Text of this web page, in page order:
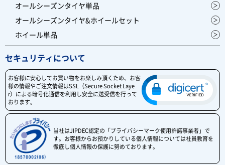
オールシーズンタイヤ単品
オールシーズンタイヤ&ホイールセット
ホイール単品
セキュリティについて
お客様に安心してお買い物をお楽しみ頂くため、お客
様の情報やご注文情報はSSL（Secure Socket Laye
r）による暗号化通信を利用し安全に送受信を行って
おります。
当社はJIPDEC認定の「プライバシーマーク使用許諾事業者」で
す。お客様からお預かりしている個人情報については社員教育を
徹底し個人情報の保護に努めております。